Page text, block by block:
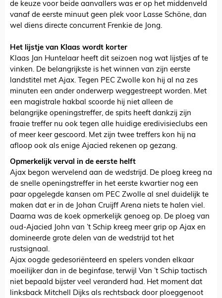
de keuze voor beide aanvallers was er op het middenveld
vanaf de eerste minuut geen plek voor Lasse Schöne, dan
wel diens directe concurrent Frenkie de Jong.
Het lijstje van Klaas wordt korter
Klaas Jan Huntelaar heeft dit seizoen nog wat lijstjes af te
vinken. De belangrijkste is het winnen van zijn eerste
landstitel met Ajax. Tegen PEC Zwolle kon hij al na zes
minuten een ander onderwerp weggestreept worden. Met
een magistrale hakbal scoorde hij niet alleen de
belangrijke openingstreffer, de spits heeft dankzij zijn
fraaie treffer nu ook tegen alle huidige eredivisieclubs een
of meer keer gescoord. Met zijn twee treffers kon hij na
afloop ook als enige Ajacied rekenen op gezang.
Opmerkelijk verval in de eerste helft
Ajax begon wervelend aan de wedstrijd. De ploeg kreeg na
de snelle openingstreffer in het eerste kwartier nog een
paar opgelegde kansen om PEC Zwolle al snel duidelijk te
maken dat er in de Johan Cruijff Arena niets te halen viel.
Daarna was de koek opmerkelijk genoeg op. De ploeg van
oud-Ajacied John van ’t Schip kreeg meer grip op Ajax en
domineerde grote delen van de wedstrijd tot het
rustsignaal.
Ajax oogde gedesoriënteerd en spelers vonden elkaar
moeilijker dan in de beginfase, terwijl Van ’t Schip tactisch
niet bepaald bijster veel veranderd had. Het moment dat
linksback Mitchell Dijks als rechtsback door ploeggenoot